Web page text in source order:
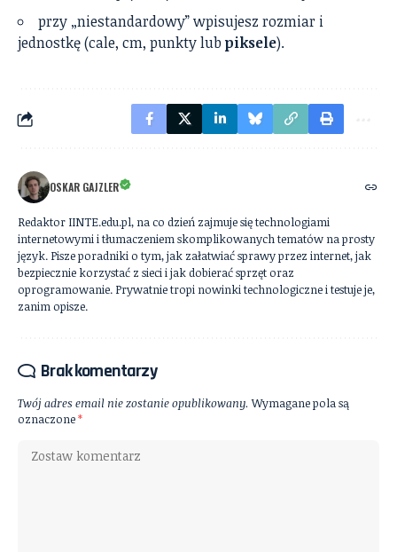
przy „niestandardowy” wpisujesz rozmiar i
jednostkę (cale, cm, punkty lub piksele).
OSKAR GAJZLER
Redaktor IINTE.edu.pl, na co dzień zajmuje się technologiami
internetowymi i tłumaczeniem skomplikowanych tematów na prosty
język. Pisze poradniki o tym, jak załatwiać sprawy przez internet, jak
bezpiecznie korzystać z sieci i jak dobierać sprzęt oraz
oprogramowanie. Prywatnie tropi nowinki technologiczne i testuje je,
zanim opisze.
Brak komentarzy
Twój adres email nie zostanie opublikowany. Wymagane pola są
oznaczone*